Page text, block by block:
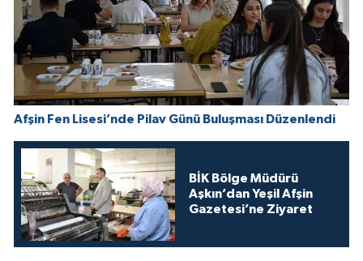
Afşin Fen Lisesi’nde Pilav Günü Buluşması Düzenlendi
BİK Bölge Müdürü
Aşkın’dan Yeşil Afşin
Gazetesi’ne Ziyaret